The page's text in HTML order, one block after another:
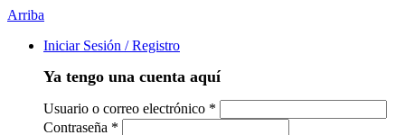
Arriba
Iniciar Sesión / Registro
Ya tengo una cuenta aquí
Usuario o correo electrónico *
Contraseña *